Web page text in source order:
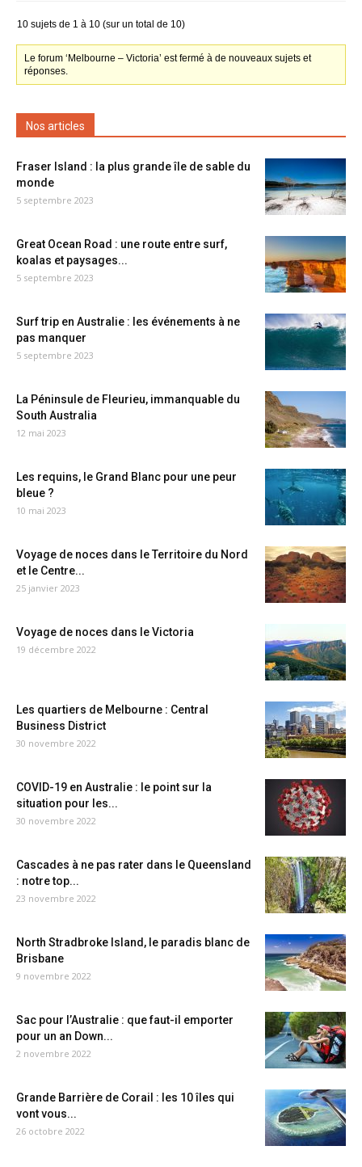
10 sujets de 1 à 10 (sur un total de 10)
Le forum ‘Melbourne – Victoria’ est fermé à de nouveaux sujets et
réponses.
Nos articles
Fraser Island : la plus grande île de sable du
monde
5 septembre 2023
Great Ocean Road : une route entre surf,
koalas et paysages...
5 septembre 2023
Surf trip en Australie : les événements à ne
pas manquer
5 septembre 2023
La Péninsule de Fleurieu, immanquable du
South Australia
12 mai 2023
Les requins, le Grand Blanc pour une peur
bleue ?
10 mai 2023
Voyage de noces dans le Territoire du Nord
et le Centre...
25 janvier 2023
Voyage de noces dans le Victoria
19 décembre 2022
Les quartiers de Melbourne : Central
Business District
30 novembre 2022
COVID-19 en Australie : le point sur la
situation pour les...
30 novembre 2022
Cascades à ne pas rater dans le Queensland
: notre top...
23 novembre 2022
North Stradbroke Island, le paradis blanc de
Brisbane
9 novembre 2022
Sac pour l’Australie : que faut-il emporter
pour un an Down...
2 novembre 2022
Grande Barrière de Corail : les 10 îles qui
vont vous...
26 octobre 2022